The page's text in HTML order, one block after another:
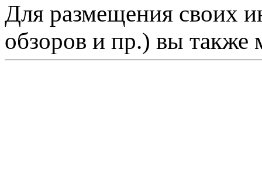
Для размещения своих
обзоров и пр.) вы также